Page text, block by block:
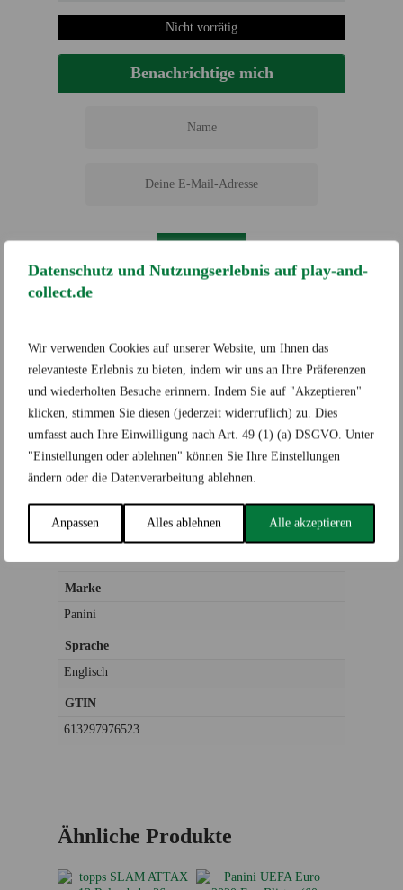
Datenschutz und Nutzungserlebnis auf play-and-
collect.de
Wir verwenden Cookies auf unserer Website, um Ihnen das
relevanteste Erlebnis zu bieten, indem wir uns an Ihre Präferenzen
und wiederholten Besuche erinnern. Indem Sie auf "Akzeptieren"
klicken, stimmen Sie diesen (jederzeit widerruflich) zu. Dies
umfasst auch Ihre Einwilligung nach Art. 49 (1) (a) DSGVO. Unter
"Einstellungen oder ablehnen" können Sie Ihre Einstellungen
ändern oder die Datenverarbeitung ablehnen.
Anpassen Alles ablehnen Alle akzeptieren
Nicht vorrätig
Benachrichtige mich
Kategorien:Sportscards, Football
Schlagwort:2021 Panini Prizm Football Blaster
Zusätzliche Informationen
Rezensionen (0)
Marke
Panini
Sprache
Englisch
GTIN
613297976523
Ähnliche Produkte